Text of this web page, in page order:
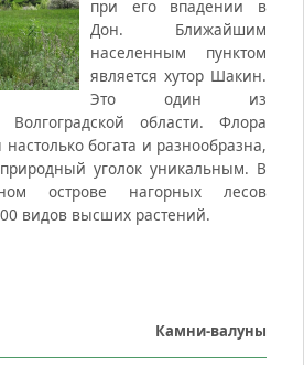
при его впадении в
Дон. Ближайшим
населенным пунктом
является хутор Шакин.
Это один из
области. Флора
богата и разнообразна,
уголок уникальным. В
острове нагорных лесов
видов высших растений.
Камни-валуны